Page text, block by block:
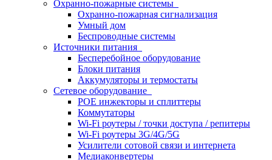
Охранно-пожарные системы
Охранно-пожарная сигнализация
Умный дом
Беспроводные системы
Источники питания
Бесперебойное оборудование
Блоки питания
Аккумуляторы и термостаты
Сетевое оборудование
POE инжекторы и сплиттеры
Коммутаторы
Wi-Fi роутеры / точки доступа / репитеры
Wi-Fi роутеры 3G/4G/5G
Усилители сотовой связи и интернета
Медиаконвертеры